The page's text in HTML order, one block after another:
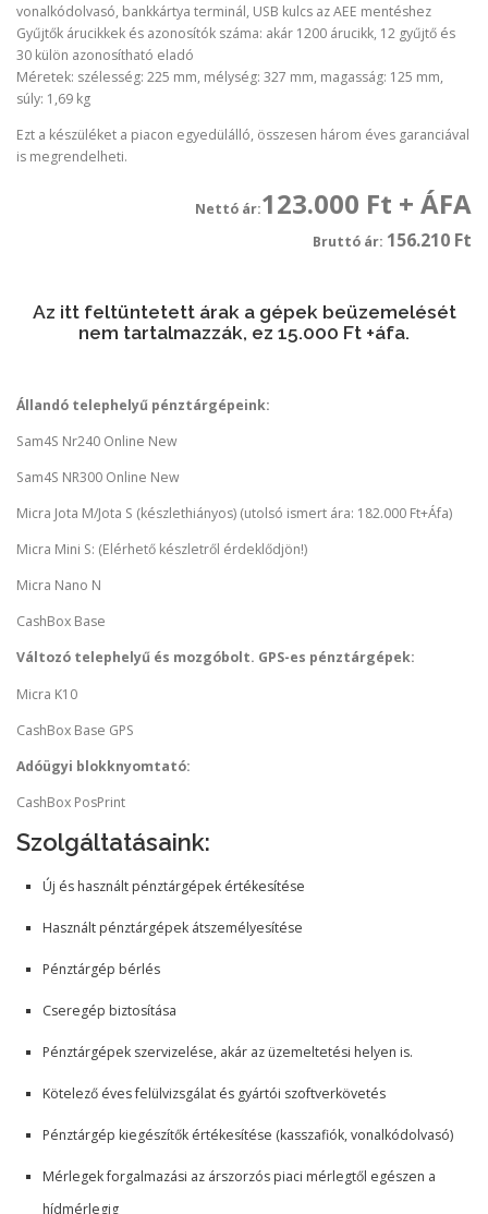
vonalkódolvasó, bankkártya terminál, USB kulcs az AEE mentéshez
Gyűjtők árucikkek és azonosítók száma: akár 1200 árucikk, 12 gyűjtő és
30 külön azonosítható eladó
Méretek: szélesség: 225 mm, mélység: 327 mm, magasság: 125 mm,
súly: 1,69 kg
Ezt a készüléket a piacon egyedülálló, összesen három éves garanciával
is megrendelheti.
Nettó ár:123.000 Ft + ÁFA
Bruttó ár: 156.210 Ft
Az itt feltüntetett árak a gépek beüzemelését
nem tartalmazzák, ez 15.000 Ft +áfa.
Állandó telephelyű pénztárgépeink:
Sam4S Nr240 Online New
Sam4S NR300 Online New
Micra Jota M/Jota S (készlethiányos) (utolsó ismert ára: 182.000 Ft+Áfa)
Micra Mini S: (Elérhető készletről érdeklődjön!)
Micra Nano N
CashBox Base
Változó telephelyű és mozgóbolt. GPS-es pénztárgépek:
Micra K10
CashBox Base GPS
Adóügyi blokknyomtató:
CashBox PosPrint
Szolgáltatásaink:
Új és használt pénztárgépek értékesítése
Használt pénztárgépek átszemélyesítése
Pénztárgép bérlés
Cseregép biztosítása
Pénztárgépek szervizelése, akár az üzemeltetési helyen is.
Kötelező éves felülvizsgálat és gyártói szoftverkövetés
Pénztárgép kiegészítők értékesítése (kasszafiók, vonalkódolvasó)
Mérlegek forgalmazási az árszorzós piaci mérlegtől egészen a
hídmérlegig